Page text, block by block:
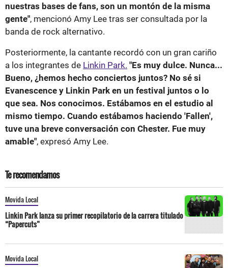
nuestras bases de fans, son un montón de la misma
gente", mencionó Amy Lee tras ser consultada por la
banda de rock alternativo.
Posteriormente, la cantante recordó con un gran cariño
a los integrantes de Linkin Park. "Es muy dulce. Nunca...
Bueno, ¿hemos hecho conciertos juntos? No sé si
Evanescence y Linkin Park en un festival juntos o lo
que sea. Nos conocimos. Estábamos en el estudio al
mismo tiempo. Cuando estábamos haciendo 'Fallen',
tuve una breve conversación con Chester. Fue muy
amable", expresó Amy Lee.
Te recomendamos
Movida Local
Linkin Park lanza su primer recopilatorio de la carrera titulado
“Papercuts”
Movida Local